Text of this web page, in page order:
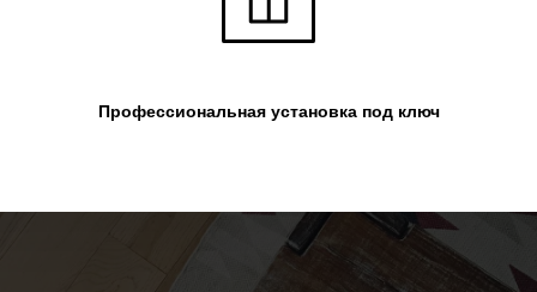
Профессиональная установка под ключ